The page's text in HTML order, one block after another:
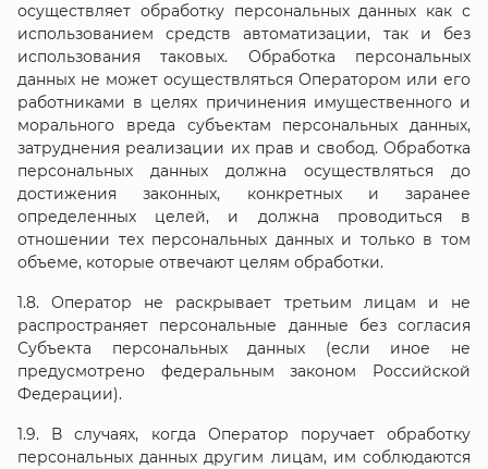
осуществляет обработку персональных данных как с
использованием средств автоматизации, так и без
использования таковых. Обработка персональных
данных не может осуществляться Оператором или его
работниками в целях причинения имущественного и
морального вреда субъектам персональных данных,
затруднения реализации их прав и свобод. Обработка
персональных данных должна осуществляться до
достижения законных, конкретных и заранее
определенных целей, и должна проводиться в
отношении тех персональных данных и только в том
объеме, которые отвечают целям обработки.
1.8. Оператор не раскрывает третьим лицам и не
распространяет персональные данные без согласия
Субъекта персональных данных (если иное не
предусмотрено федеральным законом Российской
Федерации).
1.9. В случаях, когда Оператор поручает обработку
персональных данных другим лицам, им соблюдаются